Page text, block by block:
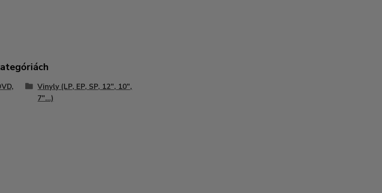
Vinyly (LP, EP, SP, 12", 10",
7"...)